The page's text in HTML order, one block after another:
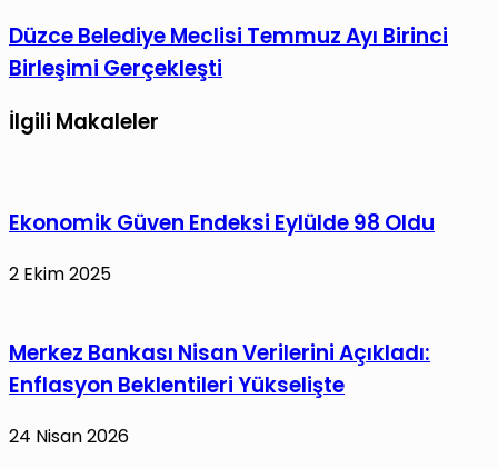
Düzce Belediye Meclisi Temmuz Ayı Birinci
Birleşimi Gerçekleşti
İlgili Makaleler
Ekonomik Güven Endeksi Eylülde 98 Oldu
2 Ekim 2025
Merkez Bankası Nisan Verilerini Açıkladı:
Enflasyon Beklentileri Yükselişte
24 Nisan 2026